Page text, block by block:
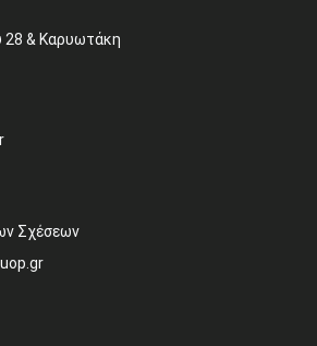
28 & Καρυωτάκη
Σχέσεων